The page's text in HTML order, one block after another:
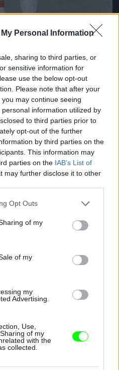
Personal Information
sharing to third parties, or
sensitive information for
use the below opt-out
Please note that after your
may continue seeing
information utilized by
to third parties prior to
opt-out of the further
by third parties on the
This information may
parties on the IAB’s List of
may further disclose it to other
uses one or more Google
behaviour. You may click to
and its third-party tags to
purposes in below Google
Opt Outs
of my
of my
my
Advertising.
Use,
of my
with the
collected.
nyári szezonban a
/ Getty
kép!